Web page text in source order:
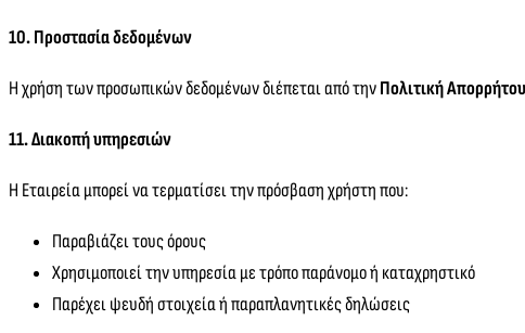
10. Προστασία δεδομένων
Η χρήση των προσωπικών δεδομένων διέπεται από τηνΠολιτική Απορρήτου
11. Διακοπή υπηρεσιών
Η Εταιρεία μπορεί να τερματίσει την πρόσβαση χρήστη που:
Παραβιάζει τους όρους
Χρησιμοποιεί την υπηρεσία με τρόπο παράνομο ή καταχρηστικό
Παρέχει ψευδή στοιχεία ή παραπλανητικές δηλώσεις